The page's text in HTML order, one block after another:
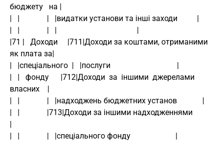
бюджету   на |
|   |              |   |видатки установи та інші заходи          |
|   |              |   |                                         |
|71 |   Доходи     |711|Доходи за коштами, отриманими
як плата за|
|   |спеціального  |   |послуги                                  |
|   |   фонду      |712|Доходи  за  іншими  джерелами
власних    |
|   |              |   |надходжень бюджетних установ             |
|   |              |713|Доходи за іншими надходженнями
|
|   |              |   |спеціального фонду                       |